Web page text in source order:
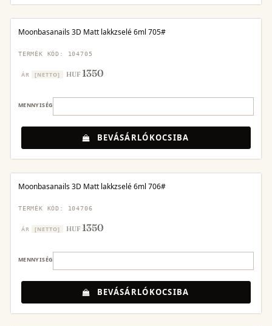
Moonbasanails 3D Matt lakkzselé 6ml 705#
TERMÉK KÓD: 104705
ÁR [NETTO] HUF1350
MENNYISÉG
BEVÁSÁRLÓKOCSIBA
Moonbasanails 3D Matt lakkzselé 6ml 706#
TERMÉK KÓD: 104706
ÁR [NETTO] HUF1350
MENNYISÉG
BEVÁSÁRLÓKOCSIBA